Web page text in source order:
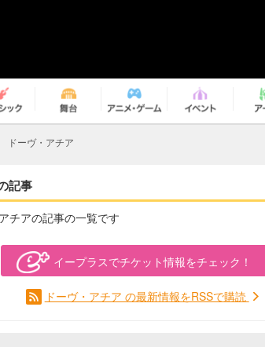
ドーヴ・アチア
記事
チアの記事の一覧です
イープラスでチケット情報をチェック！
ドーヴ・アチア の最新情報をRSSで購読